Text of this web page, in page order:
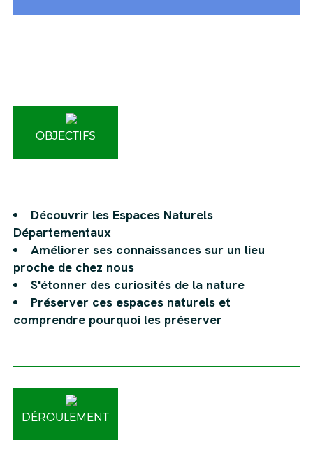
OBJECTIFS
Découvrir les Espaces Naturels
Départementaux
Améliorer ses connaissances sur un lieu
proche de chez nous
S'étonner des curiosités de la nature
Préserver ces espaces naturels et
comprendre pourquoi les préserver
DÉROULEMENT